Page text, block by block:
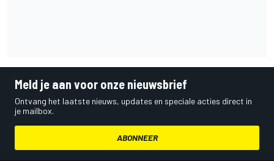
Meld je aan voor onze nieuwsbrief
Ontvang het laatste nieuws, updates en speciale acties direct in
je mailbox.
ABONNEER